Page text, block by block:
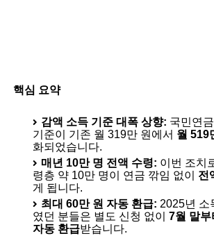
핵심 요약
감액 소득 기준 대폭 상향: 국민연
기준이 기존 월 319만 원에서 월 519
화되었습니다.
매년 10만 명 전액 수령: 이번 조치
령층 약 10만 명이 연금 깎임 없이 전
게 됩니다.
최대 60만 원 자동 환급: 2025년 소
였던 분들은 별도 신청 없이 7월 말부
자동 환급받습니다.